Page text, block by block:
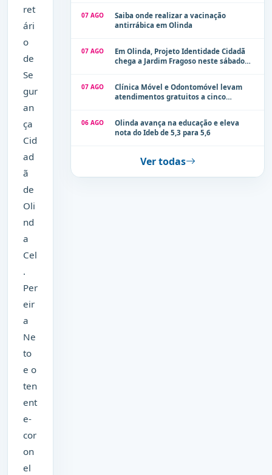
ret
ári
o
de
Se
gur
an
ça
Cid
ad
ã
de
Oli
nd
a
Cel
.
Per
eir
a
Ne
to
e o
ten
ent
e-
cor
on
el
07 AGO
Saiba onde realizar a vacinação
antirrábica em Olinda
07 AGO
Em Olinda, Projeto Identidade Cidadã
chega a Jardim Fragoso neste sábado
07 AGO
Clínica Móvel e Odontomóvel levam
atendimentos gratuitos a cinco
06 AGO
Olinda avança na educação e eleva
nota do Ideb de 5,3 para 5,6
Ver todas